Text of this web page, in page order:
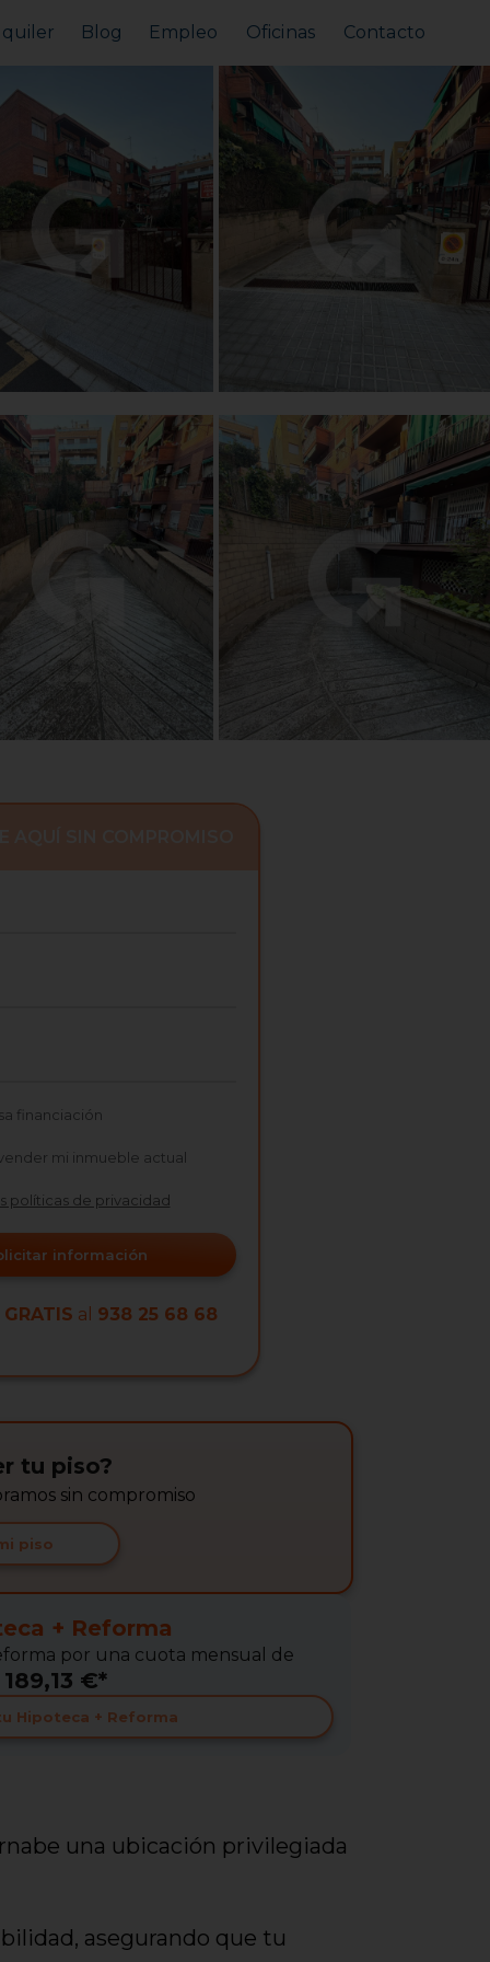
Busco alquilar
Blog Empleo Oficinas Contacto
financiación
mi inmueble actual
políticas de privacidad
información
GRATIS al 938 25 68 68
tu piso?
sin compromiso
piso
+ Reforma
por una cuota mensual de
189,13 €*
Hipoteca + Reforma
una ubicación privilegiada
asegurando que tu